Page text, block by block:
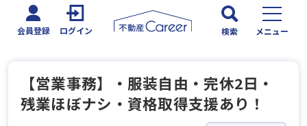
会員登録 ログイン 検索 メニュー
【営業事務】・服装自由・完休2日・
残業ほぼナシ・資格取得支援あり！